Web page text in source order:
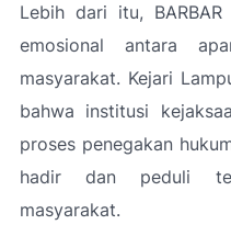
Lebih dari itu,
emosional antara
masyarakat. Kejari
bahwa institusi
proses penegakan
hadir dan peduli
masyarakat.